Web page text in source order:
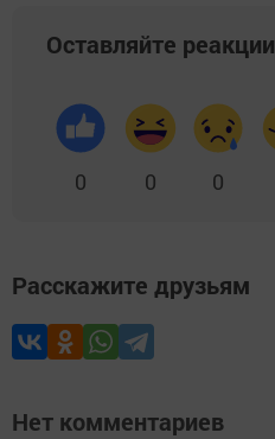
Оставляйте реакции
0 0 0
Расскажите друзьям
Нет комментариев